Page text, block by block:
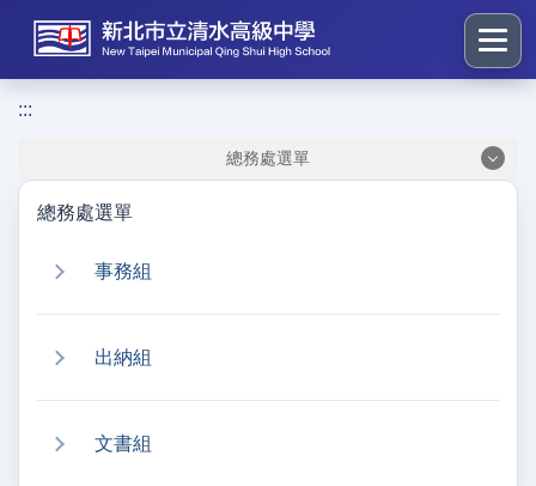
到
區
塊
:::
總務處選單
總務處選單
事務組
出納組
文書組